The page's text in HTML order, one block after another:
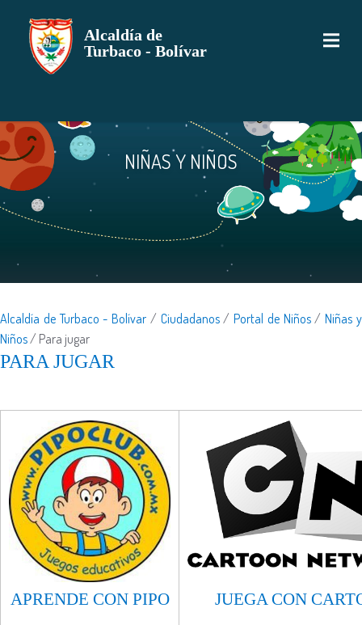
Alcaldía de
Turbaco - Bolívar
NIÑAS Y NIÑOS
Alcaldía de Turbaco - Bolívar / Ciudadanos/Portal de Niños/Niñas y
Niños/ Para jugar
​PARA J​UGAR
APRENDE CON PIPO JUEGA CON